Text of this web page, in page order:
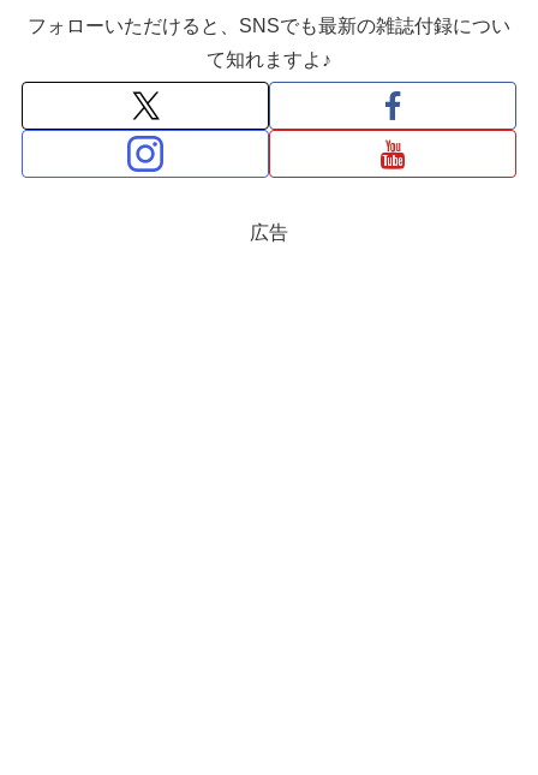
フォローいただけると、SNSでも最新の雑誌付録につい
て知れますよ♪
広告